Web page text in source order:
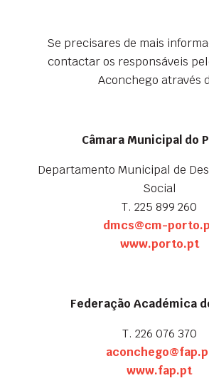
Se precisares de mais
contactar os responsáveis
Aconchego através
Câmara Municipal do
Departamento Municipal de
Social
T. 225 899 260
dmcs@cm-
www.porto.pt
Federação Académica
T. 226 076 370
www.fap.pt